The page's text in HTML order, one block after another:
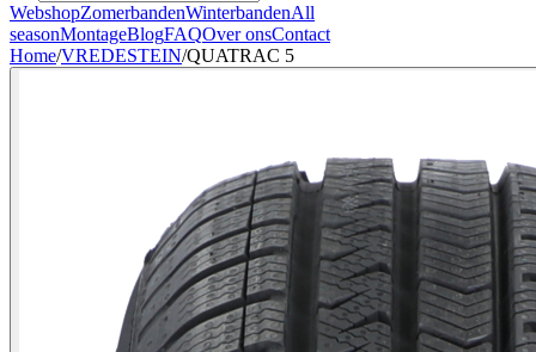
WebshopZomerbandenWinterbandenAll
seasonMontageBlogFAQOver onsContact
Home/VREDESTEIN/QUATRAC 5